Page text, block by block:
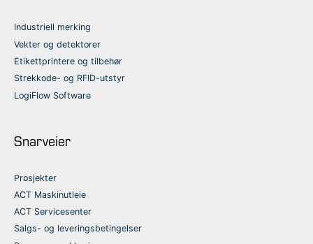
Industriell merking
Vekter og detektorer
Etikettprintere og tilbehør
Strekkode- og RFID-utstyr
LogiFlow Software
Snarveier
Prosjekter
ACT Maskinutleie
ACT Servicesenter
Salgs- og leveringsbetingelser